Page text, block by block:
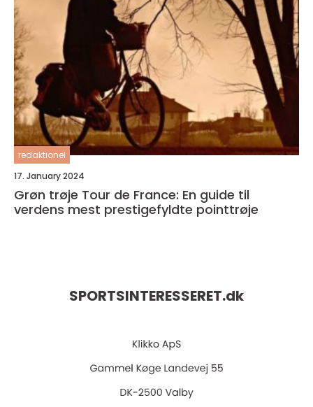
redaktionel
17. January 2024
Grøn trøje Tour de France: En guide til
verdens mest prestigefyldte pointtrøje
SPORTSINTERESSERET.dk